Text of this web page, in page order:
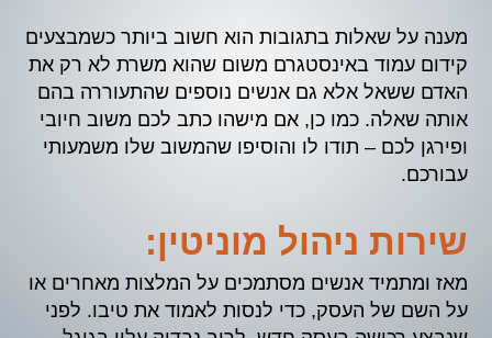
מענה על שאלות בתגובות הוא חשוב ביותר כשמבצעים
קידום עמוד באינסטגרם משום שהוא משרת לא רק את
האדם ששאל אלא גם אנשים נוספים שהתעוררה בהם
אותה שאלה. כמו כן, אם מישהו כתב לכם משוב חיובי
ופירגן לכם – תודו לו והוסיפו שהמשוב שלו משמעותי
עבורכם.
שירות ניהול מוניטין:
מאז ומתמיד אנשים מסתמכים על המלצות מאחרים או
על השם של העסק, כדי לנסות לאמוד את טיבו. לפני